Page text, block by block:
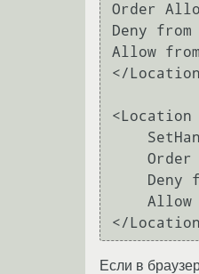
Order
Deny
Allow
</
Если в